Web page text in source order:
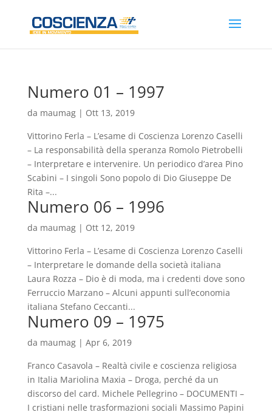
Numero 01 – 1997
da maumag| Ott 13, 2019
Vittorino Ferla – L’esame di Coscienza Lorenzo Caselli
– La responsabilità della speranza Romolo Pietrobelli
– Interpretare e intervenire. Un periodico d’area Pino
Scabini – I singoli Sono popolo di Dio Giuseppe De
Rita –...
Numero 06 – 1996
da maumag| Ott 12, 2019
Vittorino Ferla – L’esame di Coscienza Lorenzo Caselli
– Interpretare le domande della società italiana
Laura Rozza – Dio è di moda, ma i credenti dove sono
Ferruccio Marzano – Alcuni appunti sull’economia
italiana Stefano Ceccanti...
Numero 09 – 1975
da maumag| Apr 6, 2019
Franco Casavola – Realtà civile e coscienza religiosa
in Italia Mariolina Maxia – Droga, perché da un
discorso del card. Michele Pellegrino – DOCUMENTI –
I cristiani nelle trasformazioni sociali Massimo Papini